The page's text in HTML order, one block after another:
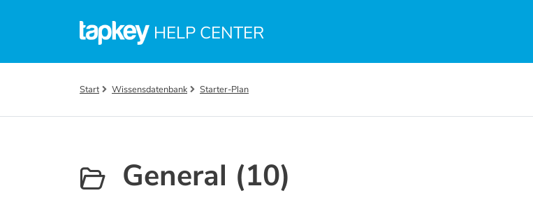
HELP CENTER
Start Wissensdatenbank Starter-Plan
General (10)